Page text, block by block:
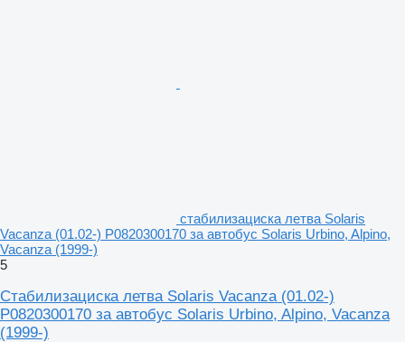
стабилизациска летва Solaris
Vacanza (01.02-) P0820300170 за автобус Solaris Urbino, Alpino,
Vacanza (1999-)
5
Стабилизациска летва Solaris Vacanza (01.02-)
P0820300170 за автобус Solaris Urbino, Alpino, Vacanza
(1999-)